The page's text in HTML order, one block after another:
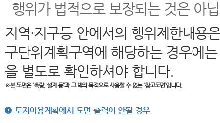
행위가 법적으로 보장되는 것은 아
지역·지구등 안에서의 행위제한내용
구단위계획구역에 해당하는 경우에
을 별도로 확인하셔야 합니다.
※본 도면은“측량, 설계 등”과 그 밖의 목적으로 사용할 수 없는 “참고도면”입니다.
토지이용계획에서 도면 출력이 안될 경우